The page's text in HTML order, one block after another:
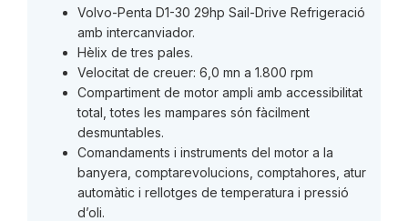
Volvo-Penta D1-30 29hp Sail-Drive Refrigeració
amb intercanviador.
Hèlix de tres pales.
Velocitat de creuer: 6,0 mn a 1.800 rpm
Compartiment de motor ampli amb accessibilitat
total, totes les mampares són fàcilment
desmuntables.
Comandaments i instruments del motor a la
banyera, comptarevolucions, comptahores, atur
automàtic i rellotges de temperatura i pressió
d’oli.